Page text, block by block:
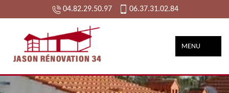
04.82.29.50.97 06.37.31.02.84
MENU